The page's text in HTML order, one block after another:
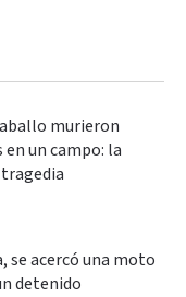
murieron
un campo: la
se acercó una moto
detenido